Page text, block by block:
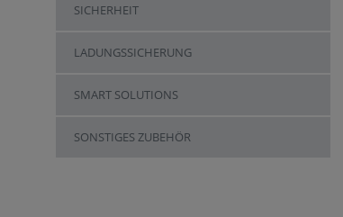
SICHERHEIT
LADUNGSSICHERUNG
SMART SOLUTIONS
SONSTIGES ZUBEHÖR